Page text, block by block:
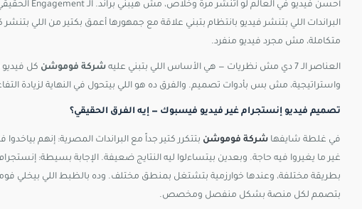
البراندات اللي بتنشر فيديو بانتظام بتبني علاقة مع جمهورها أعمق بكتير من اللي
متكاملة، مش مجرد فيديو منفرد.
العناصر الـ 7 دي مش نظريات — هي الأساس اللي بتبني عليه شركة فوموشن كل
واستراتيجية، مش بس بأدوات تصميم. والفرق ده هو اللي بيتحول في النهاية لزيادة
تصميم فيديو إنستجرام غير فيديو فيسبوك — إيه الفرق الحقيقي؟
في غلطة شايفها شركة فوموشن بتتكرر كتير جداً مع البراندات المصرية: إنهم
غير ما يغيروا فيه حاجة. وبعدين بيتساءلوا ليه النتايج ضعيفة. الإجابة بسيطة:
بطريقة مختلفة، وعندها خوارزمية بتشتغل بمنطق مختلف. وده بالظبط اللي
بتصمم لكل منصة بشكل منفصل ومخصص.